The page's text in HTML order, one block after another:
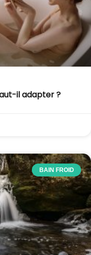
il adapter ?
BAIN FROID